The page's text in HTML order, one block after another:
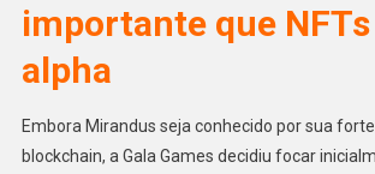
importante que
alpha
Embora Mirandus seja conhecido por sua
blockchain, a Gala Games decidiu focar